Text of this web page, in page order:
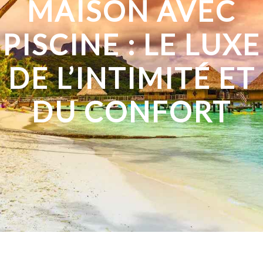
MAISON AVEC
PISCINE : LE LUXE
DE L’INTIMITÉ ET
DU CONFORT